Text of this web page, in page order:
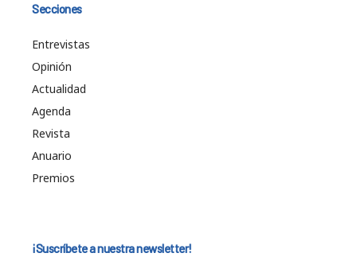
Secciones
Entrevistas
Opinión
Actualidad
Agenda
Revista
Anuario
Premios
¡Suscríbete a nuestra newsletter!